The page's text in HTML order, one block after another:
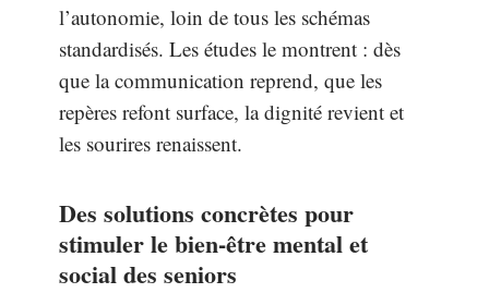
l’autonomie, loin de tous les schémas
standardisés. Les études le montrent : dès
que la communication reprend, que les
repères refont surface, la dignité revient et
les sourires renaissent.
Des solutions concrètes pour
stimuler le bien-être mental et
social des seniors